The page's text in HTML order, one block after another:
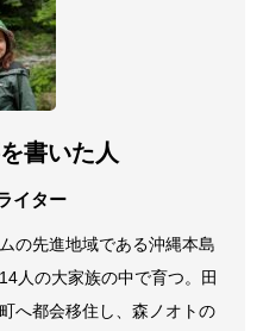
書いた人
イター
の先進地域である沖縄本島
人の大家族の中で育つ。田
へ都会移住し、森ノオトの